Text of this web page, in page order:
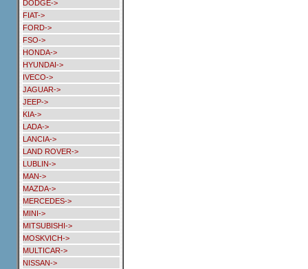
DODGE->
FIAT->
FORD->
FSO->
HONDA->
HYUNDAI->
IVECO->
JAGUAR->
JEEP->
KIA->
LADA->
LANCIA->
LAND ROVER->
LUBLIN->
MAN->
MAZDA->
MERCEDES->
MINI->
MITSUBISHI->
MOSKVICH->
MULTICAR->
NISSAN->